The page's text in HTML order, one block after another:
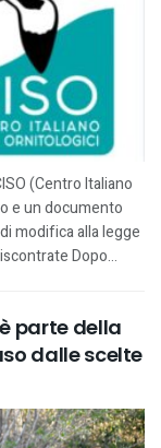
(Centro Italiano
e un documento
modifica alla legge
Dopo...
parte della
dalle scelte